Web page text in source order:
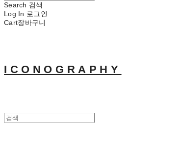
Search 검색
Log In 로그인
Cart장바구니
ICONOGRAPHY